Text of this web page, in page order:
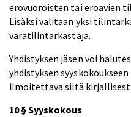
erovuoroisten tai eroavien
Lisäksi valitaan yksi
varatilintarkastaja.
Yhdistyksen jäsen voi
yhdistyksen
ilmoitettava siitä
10 § Syyskokous